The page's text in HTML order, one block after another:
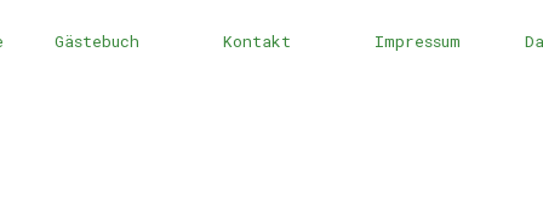
Menü überspringen
Gästebuch Kontakt Impressum